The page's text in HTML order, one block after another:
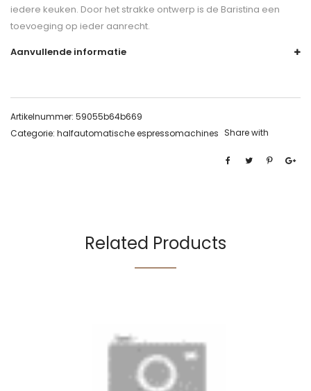
iedere keuken. Door het strakke ontwerp is de Baristina een
toevoeging op ieder aanrecht.
Aanvullende informatie
Artikelnummer: 59055b64b669
Categorie: halfautomatische espressomachines Share with
Related Products